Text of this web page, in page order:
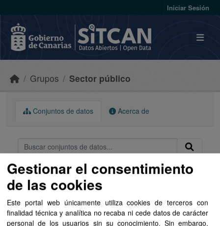
Iniciar Sesión
Grupos Sector público
Conjuntos de datos Acerca de
Ordenar por
1 conjunto de datos encontrado
Gestionar el consentimiento
de las cookies
Este portal web únicamente utiliza cookies de terceros con
finalidad técnica y analítica no recaba ni cede datos de carácter
personal de los usuarios sin su conocimiento. Sin embargo,